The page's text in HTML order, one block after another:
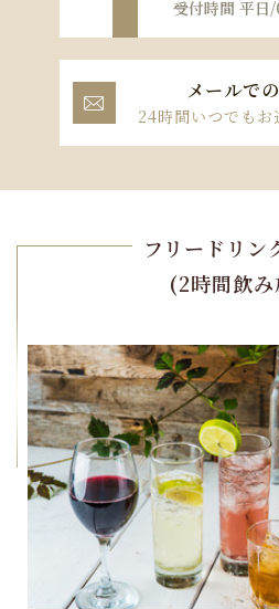
受付時間 平
 メールで
24時間いつでもお
フリードリン
(2時間飲